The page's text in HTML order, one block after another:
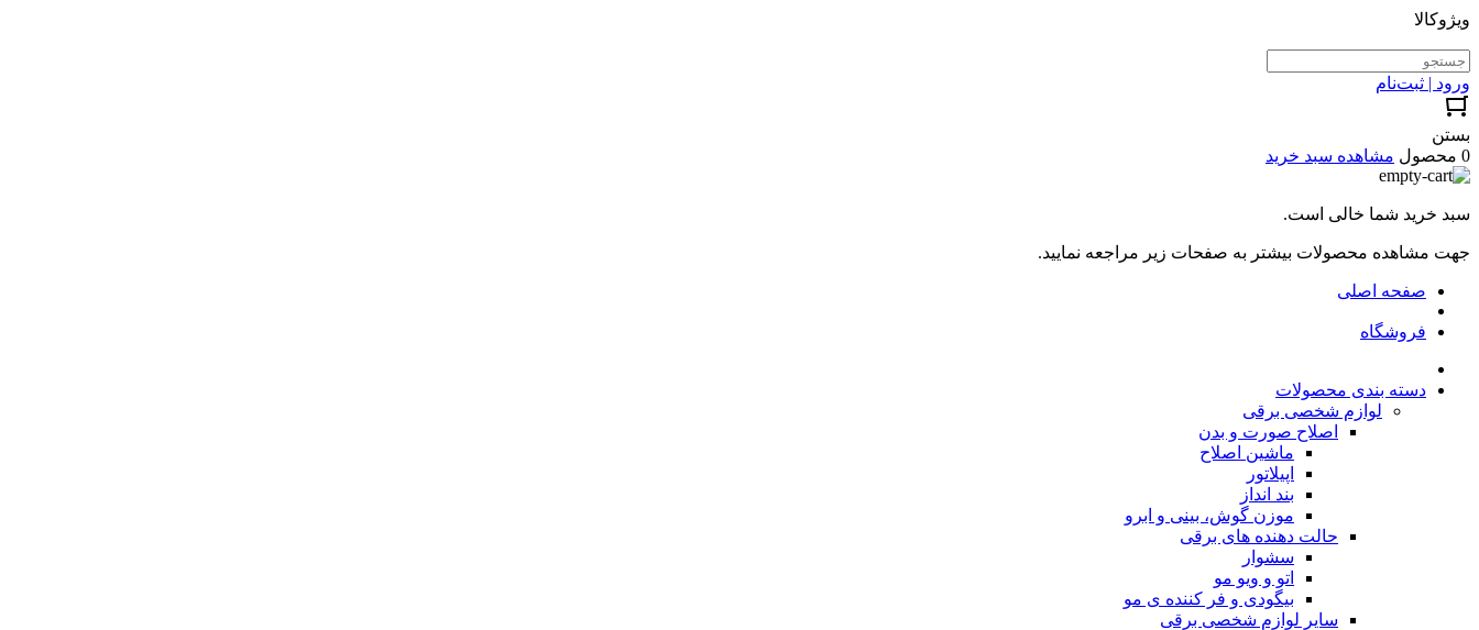
ویژوکالا
ورود | ثبت‌نام
بستن
0 محصول
مشاهده سبد خرید
سبد خرید شما خالی است.
جهت مشاهده محصولات بیشتر به صفحات زیر مراجعه نمایید.
صفحه اصلی
فروشگاه
دسته بندی محصولات
لوازم شخصی برقی
اصلاح صورت و بدن
ماشین اصلاح
اپیلاتور
بند انداز
موزن گوش، بینی و ابرو
حالت دهنده های برقی
سشوار
اتو و ویو مو
بیگودی و فر کننده ی مو
سایر لوازم شخصی برقی